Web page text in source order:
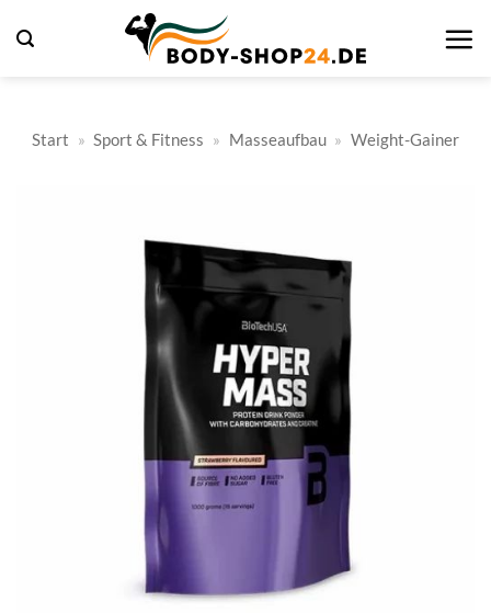
Inhalt
Start » Sport & Fitness » Masseaufbau » Weight-Gainer